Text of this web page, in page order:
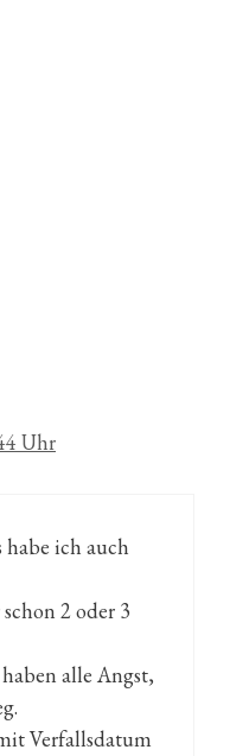
Uhr
habe ich auch
2 oder 3
alle Angst,
Verfallsdatum